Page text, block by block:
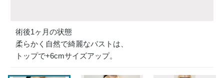
術後1ヶ月の状態
柔らかく自然で綺麗なバストは、
トップで+6cmサイズアップ。